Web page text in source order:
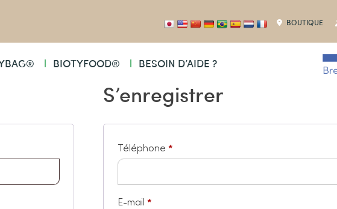
BOUTIQUE
BIOTYFOOD® BESOIN D’AIDE ?
S’enregistrer
Téléphone *
E-mail *